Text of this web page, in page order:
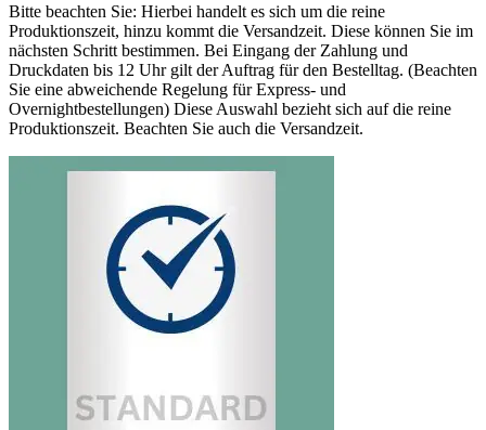
Bitte beachten Sie: Hierbei handelt es sich um die reine
Produktionszeit, hinzu kommt die Versandzeit. Diese können Sie im
nächsten Schritt bestimmen. Bei Eingang der Zahlung und
Druckdaten bis 12 Uhr gilt der Auftrag für den Bestelltag. (Beachten
Sie eine abweichende Regelung für Express- und
Overnightbestellungen) Diese Auswahl bezieht sich auf die reine
Produktionszeit. Beachten Sie auch die Versandzeit.